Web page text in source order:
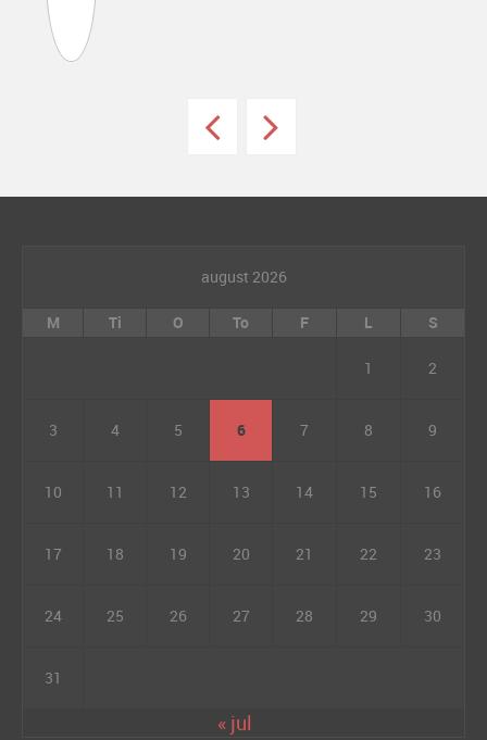
august 2026
M Ti O To F L S
1 2
3 4 5 6 7 8 9
10 11 12 13 14 15 16
17 18 19 20 21 22 23
24 25 26 27 28 29 30
31
« jul